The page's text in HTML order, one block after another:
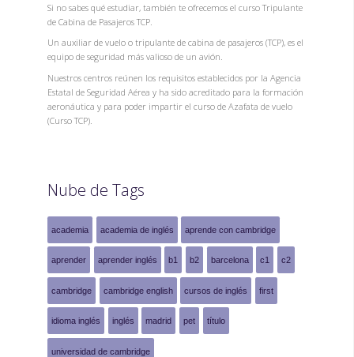
Si no sabes qué estudiar, también te ofrecemos el curso Tripulante
de Cabina de Pasajeros TCP.
Un auxiliar de vuelo o tripulante de cabina de pasajeros (TCP), es el
equipo de seguridad más valioso de un avión.
Nuestros centros reúnen los requisitos establecidos por la Agencia
Estatal de Seguridad Aérea y ha sido acreditado para la formación
aeronáutica y para poder impartir el curso de Azafata de vuelo
(Curso TCP).
Nube de Tags
academia academia de inglés aprende con cambridge
aprender aprender inglés b1 b2 barcelona c1 c2
cambridge cambridge english cursos de inglés first
idioma inglés inglés madrid pet título
universidad de cambridge